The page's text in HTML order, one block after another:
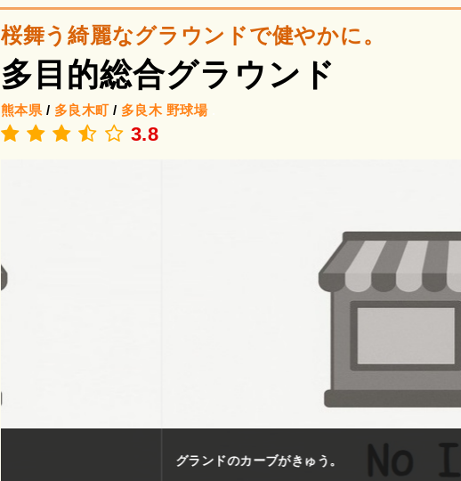
桜舞う綺麗なグラウンドで健やかに。
多目的総合グラウンド
熊本県 / 多良木町/ 多良木 野球場
3.8
グランドのカーブがきゅう。